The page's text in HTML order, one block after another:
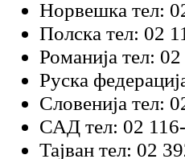
Норвешка тел:
Полска тел: 02
Романија тел:
Руска
Словенија тел:
САД тел: 02
Тајван тел: 02